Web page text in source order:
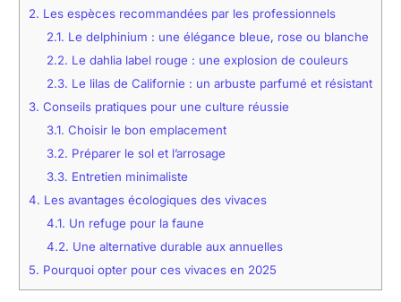
2. Les espèces recommandées par les professionnels
2.1. Le delphinium : une élégance bleue, rose ou blanche
2.2. Le dahlia label rouge : une explosion de couleurs
2.3. Le lilas de Californie : un arbuste parfumé et résistant
3. Conseils pratiques pour une culture réussie
3.1. Choisir le bon emplacement
3.2. Préparer le sol et l’arrosage
3.3. Entretien minimaliste
4. Les avantages écologiques des vivaces
4.1. Un refuge pour la faune
4.2. Une alternative durable aux annuelles
5. Pourquoi opter pour ces vivaces en 2025